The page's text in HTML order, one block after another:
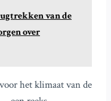
van de
over
het klimaat van de